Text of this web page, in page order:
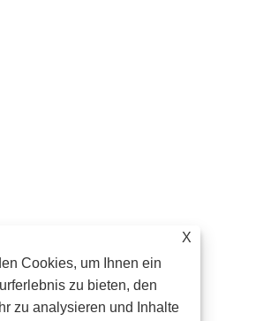
X
Cookies, um Ihnen ein
zu bieten, den
zu analysieren und Inhalte